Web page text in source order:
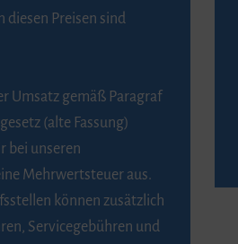
diesen Preisen sind
Umsatz gemäß Paragraf
(alte Fassung)
bei unseren
Mehrwertsteuer aus.
können zusätzlich
Servicegebühren und